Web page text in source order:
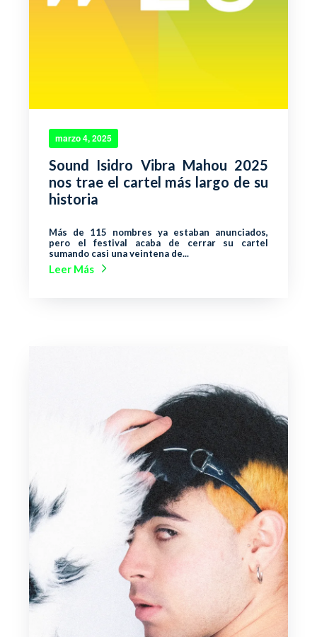
marzo 4, 2025
Sound Isidro Vibra Mahou 2025
nos trae el cartel más largo de su
historia
Más de 115 nombres ya estaban anunciados,
pero el festival acaba de cerrar su cartel
sumando casi una veintena de...
Leer Más